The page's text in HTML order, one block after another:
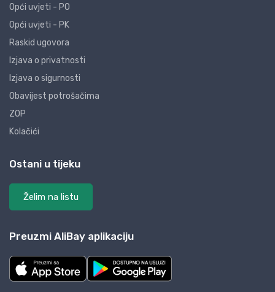
Opći uvjeti - PO
Opći uvjeti - PK
Raskid ugovora
Izjava o privatnosti
Izjava o sigurnosti
Obavijest potrošačima
ZOP
Kolačići
Ostani u tijeku
Želim na listu
Preuzmi AliBay aplikaciju